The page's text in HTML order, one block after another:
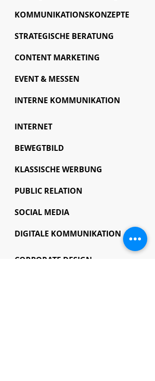
KOMMUNIKATIONSKONZEPTE
STRATEGISCHE BERATUNG
CONTENT MARKETING
EVENT & MESSEN
INTERNE KOMMUNIKATION
INTERNET
BEWEGTBILD
KLASSISCHE WERBUNG
PUBLIC RELATION
SOCIAL MEDIA
DIGITALE KOMMUNIKATION
CORPORATE DESIGN